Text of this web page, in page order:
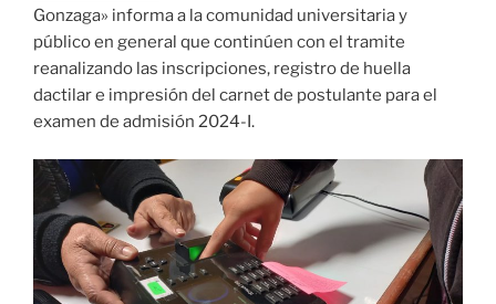
Gonzaga» informa a la comunidad universitaria y
público en general que continúen con el tramite
reanalizando las inscripciones, registro de huella
dactilar e impresión del carnet de postulante para el
examen de admisión 2024-I.